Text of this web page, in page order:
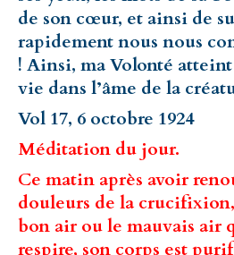
de son cœur, et ainsi de
rapidement nous nous
! Ainsi, ma Volonté
vie dans l’âme de la
Vol 17, 6 octobre 1924
Méditation du jour.
Ce matin après avoir
douleurs de la crucifixion,
bon air ou le mauvais air
respire, son corps est